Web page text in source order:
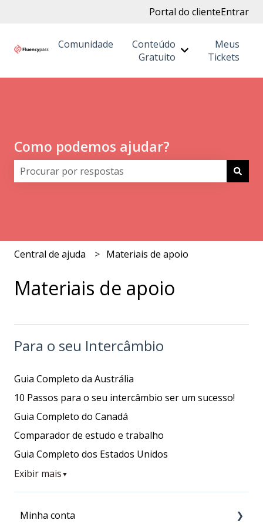
Portal do clienteEntrar
Comunidade
Conteúdo
Gratuito
Mostrar
Meus
Tickets
Como podemos ajudar?
Central de ajuda Materiais de apoio
Materiais de apoio
Para o seu Intercâmbio
Guia Completo da Austrália
10 Passos para o seu intercâmbio ser um sucesso!
Guia Completo do Canadá
Comparador de estudo e trabalho
Guia Completo dos Estados Unidos
Exibir mais ▼
Minha conta